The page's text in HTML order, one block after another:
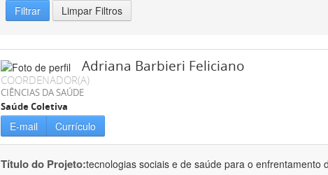
Filtrar Limpar Filtros
Adriana Barbieri Feliciano
COORDENADOR(A)
CIÊNCIAS DA SAÚDE
Saúde Coletiva
E-mail Currículo
Título do Projeto:tecnologias sociais e de saúde para o enfrentamento